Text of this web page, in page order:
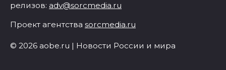
релизов: adv@sorcmedia.ru
Проект агентства sorcmedia.ru
© 2026 aobe.ru | Новости России и мира